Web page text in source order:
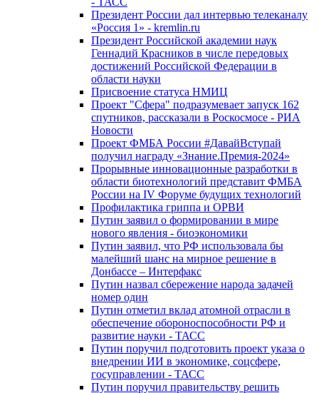
Президент России дал интервью телеканалу
«Россия 1» - kremlin.ru
Президент Российской академии наук
Геннадий Красников в числе передовых
достижений Российской Федерации в
области науки
Присвоение статуса НМИЦ
Проект "Сфера" подразумевает запуск 162
спутников, рассказали в Роскосмосе - РИА
Новости
Проект ФМБА России #ДавайВступай
получил награду «Знание.Премия-2024»
Прорывные инновационные разработки в
области биотехнологий представит ФМБА
России на IV Форуме будущих технологий
Профилактика гриппа и ОРВИ
Путин заявил о формировании в мире
нового явления - биоэкономики
Путин заявил, что РФ использовала бы
малейший шанс на мирное решение в
Донбассе – Интерфакс
Путин назвал сбережение народа задачей
номер один
Путин отметил вклад атомной отрасли в
обеспечение обороноспособности РФ и
развитие науки - ТАСС
Путин поручил подготовить проект указа о
внедрении ИИ в экономике, соцсфере,
госуправлении - ТАСС
Путин поручил правительству решить